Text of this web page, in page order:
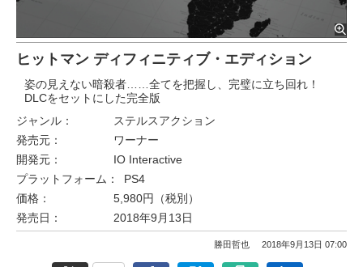
ヒットマン ディフィニティブ・エディション
姿の見えない暗殺者……全てを把握し、完璧に立ち回れ！
DLCをセットにした完全版
ジャンル：
ステルスアクション
発売元：
ワーナー
開発元：
IO Interactive
プラットフォーム：
PS4
価格：
5,980円（税別）
発売日：
2018年9月13日
勝田哲也 2018年9月13日 07:00